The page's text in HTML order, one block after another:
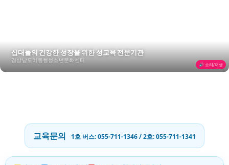
십대들의 건강한 성장을 위한 성교육 전문기관
경상남도이동형청소년문화센터
🔊 소리/재생
교육문의 1호 버스: 055-711-1346 / 2호: 055-711-1341